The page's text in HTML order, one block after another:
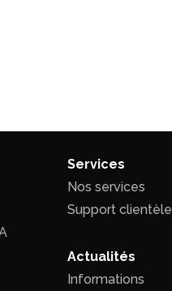
Services
Nos services
Support clientèle
Actualités
Informations